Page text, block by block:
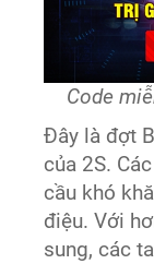
Code
Đây là đợt
của 2S.
cầu khó
điệu. Với
sung, các